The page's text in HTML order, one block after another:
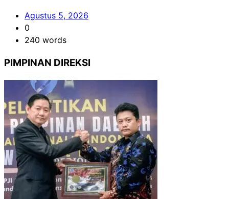
Agustus 5, 2026
0
240 words
PIMPINAN DIREKSI